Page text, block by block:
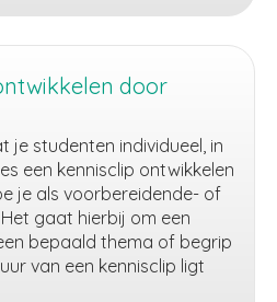
door
je studenten individueel, in
een kennisclip ontwikkelen
je als voorbereidende- of
gaat hierbij om een
bepaald thema of begrip
van een kennisclip ligt